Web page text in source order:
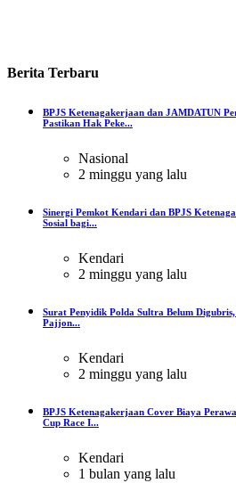
Berita Terbaru
BPJS Ketenagakerjaan dan JAMDATUN
Pastikan Hak Peke...
Nasional
2 minggu yang lalu
Sinergi Pemkot Kendari dan BPJS
Sosial bagi...
Kendari
2 minggu yang lalu
Surat Penyidik Polda Sultra Belum
Pajjon...
Kendari
2 minggu yang lalu
BPJS Ketenagakerjaan Cover Biaya
Cup Race I...
Kendari
1 bulan yang lalu